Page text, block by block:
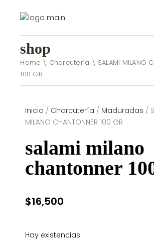
shop
Home Charcutería
SALAMI MILANO
100 GR
Inicio / Charcutería / Maduradas /
MILANO CHANTONNER 100 GR
salami milano
chantonner
$16,500
Hay existencias